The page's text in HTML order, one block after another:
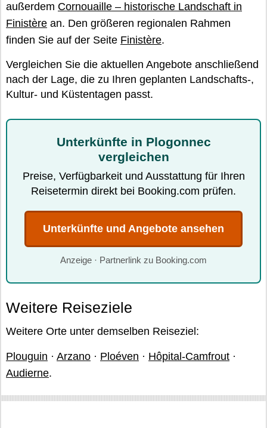
außerdem Cornouaille – historische Landschaft in
Finistère an. Den größeren regionalen Rahmen
finden Sie auf der Seite Finistère.
Vergleichen Sie die aktuellen Angebote anschließend
nach der Lage, die zu Ihren geplanten Landschafts-,
Kultur- und Küstentagen passt.
Unterkünfte in Plogonnec
vergleichen
Preise, Verfügbarkeit und Ausstattung für Ihren
Reisetermin direkt bei Booking.com prüfen.
Unterkünfte und Angebote ansehen
Anzeige · Partnerlink zu Booking.com
Weitere Reiseziele
Weitere Orte unter demselben Reiseziel:
Plouguin · Arzano · Ploéven · Hôpital-Camfrout ·
Audierne.